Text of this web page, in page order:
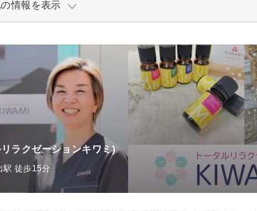
情報を表示
ラクゼーションキワミ)
駅 徒歩15分